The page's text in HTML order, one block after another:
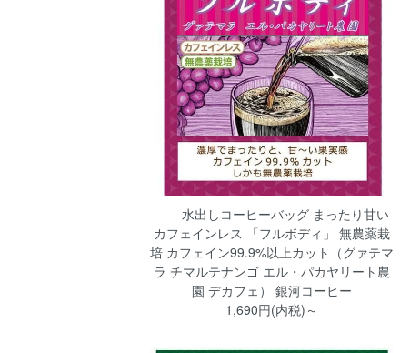
水出しコーヒーバッグ まったり甘い
カフェインレス 「フルボディ」 無農薬栽
培 カフェイン99.9%以上カット（グァテマ
ラ チマルテナンゴ エル・パカヤリート農
園 デカフェ） 銀河コーヒー
1,690円(内税)～